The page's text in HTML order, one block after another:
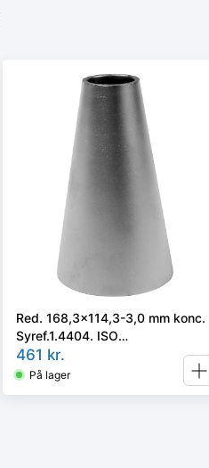
Red. 168,3x114,3-3,0 mm konc.
Syref.1.4404. ISO
5251/EN10253-3 el. 4 i vort valg
461 kr.
På lager